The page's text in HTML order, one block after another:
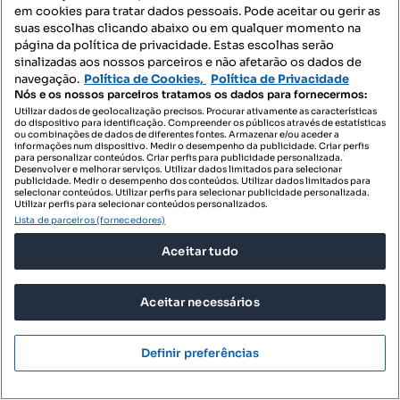
550 €
Quarto - localizado em Faro
10 m²
em cookies para tratar dados pessoais. Pode aceitar ou gerir as
suas escolhas clicando abaixo ou em qualquer momento na
página da política de privacidade. Estas escolhas serão
sinalizadas aos nossos parceiros e não afetarão os dados de
navegação. Política de Cookies, Política de Privacidade
Nós e os nossos parceiros tratamos os dados para fornecermos:
Utilizar dados de geolocalização precisos. Procurar ativamente as características
do dispositivo para identificação. Compreender os públicos através de estatísticas
ou combinações de dados de diferentes fontes. Armazenar e/ou aceder a
informações num dispositivo. Medir o desempenho da publicidade. Criar perfis
para personalizar conteúdos. Criar perfis para publicidade personalizada.
Desenvolver e melhorar serviços. Utilizar dados limitados para selecionar
publicidade. Medir o desempenho dos conteúdos. Utilizar dados limitados para
selecionar conteúdos. Utilizar perfis para selecionar publicidade personalizada.
Utilizar perfis para selecionar conteúdos personalizados.
Lista de parceiros (fornecedores)
Aceitar tudo
Aceitar necessários
Definir preferências